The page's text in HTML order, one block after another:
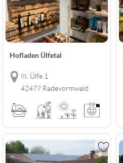
Hofladen Ülfetal
III. Ülfe 1
42477 Radevormwald